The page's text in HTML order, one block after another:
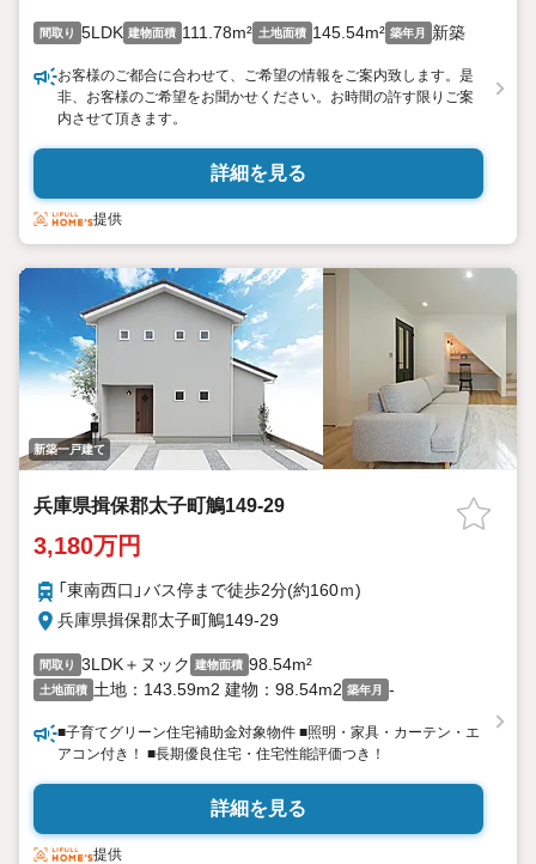
間取り 5LDK 建物面積 111.78m² 土地面積 145.54m² 築年月 新築
お客様のご都合に合わせて、ご希望の情報をご案内致します。是
非、お客様のご希望をお聞かせください。お時間の許す限りご案
内させて頂きます。
詳細を見る
提供
新築一戸建て
兵庫県揖保郡太子町鵤149-29
3,180万円
「東南西口」バス停まで徒歩2分(約160ｍ)
兵庫県揖保郡太子町鵤149-29
間取り 3LDK＋ヌック 建物面積 98.54m²
土地面積 土地：143.59m2 建物：98.54m2 築年月 -
■子育てグリーン住宅補助金対象物件 ■照明・家具・カーテン・エ
アコン付き！ ■長期優良住宅・住宅性能評価つき！
詳細を見る
提供